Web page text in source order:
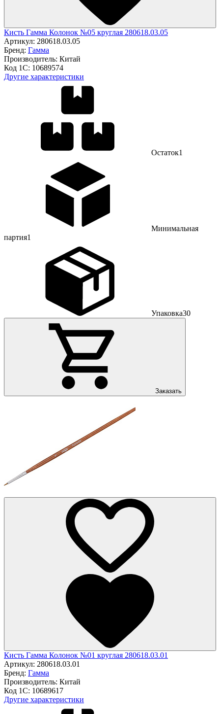
Кисть Гамма Колонок №05 круглая 280618.03.05
Артикул: 280618.03.05
Бренд: Гамма
Производитель: Китай
Код 1С: 10689574
Другие характеристики
Остаток1
Минимальная
партия1
Упаковка30
Заказать
Кисть Гамма Колонок №01 круглая 280618.03.01
Артикул: 280618.03.01
Бренд: Гамма
Производитель: Китай
Код 1С: 10689617
Другие характеристики